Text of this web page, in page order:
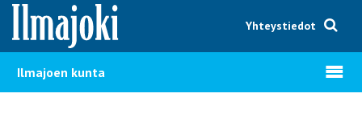
Hyppää sisältöön
Yhteystiedot
Ilmajoen kunta Avaa